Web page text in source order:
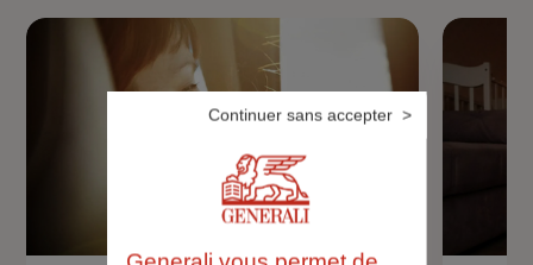
Continuer sans accepter